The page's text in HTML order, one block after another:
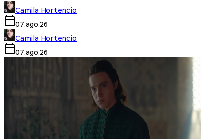
Camila Hortencio
07.ago.26
Camila Hortencio
07.ago.26